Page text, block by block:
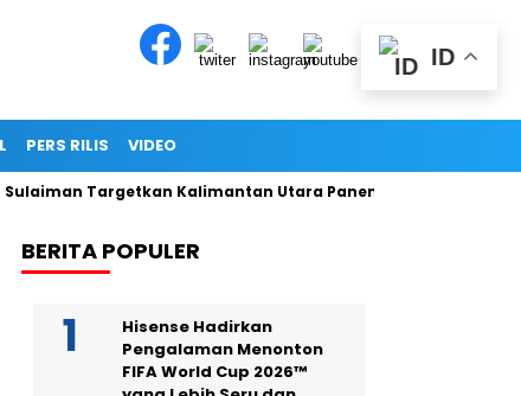
PERS RILIS VIDEO
Targetkan Kalimantan Utara Panen Tiga Kali Setahun
BERITA POPULER
Hisense Hadirkan
Pengalaman Menonton
FIFA World Cup 2026™
ID